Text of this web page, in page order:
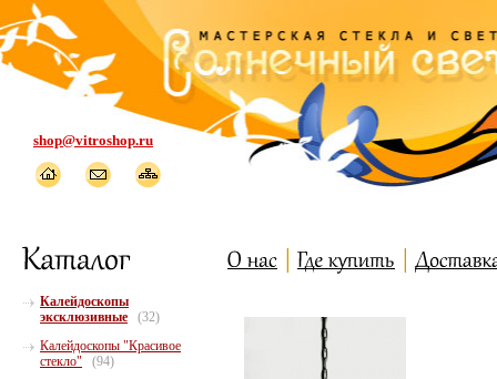
shop@vitroshop.ru
Калейдоскопы
эксклюзивные
(32)
Калейдоскопы "Красивое
стекло"
(94)